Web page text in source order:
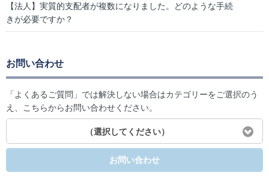
【法人】実質的支配者が複数になりました。どのような手続
きが必要ですか？
お問い合わせ
「よくあるご質問」では解決しない場合はカテゴリーをご選択のう
え、こちらからお問い合わせください。
（選択してください）
お問い合わせ